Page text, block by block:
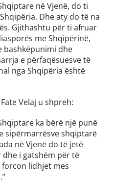
në Vjenë, do ti
Dhe aty do të na
Gjithashtu për ti afruar
me Shqipërinë,
bashkëpunimi dhe
e përfaqësuesve të
nga Shqipëria është
Velaj u shpreh:
ka bërë një punë
sipërmarrësve shqiptarë
në Vjenë do të jetë
i gatshëm për të
lidhjet mes